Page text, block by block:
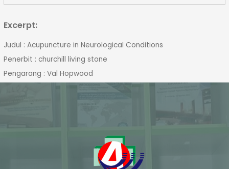
Excerpt:
Judul : Acupuncture in Neurological Conditions
Penerbit : churchill living stone
Pengarang : Val Hopwood